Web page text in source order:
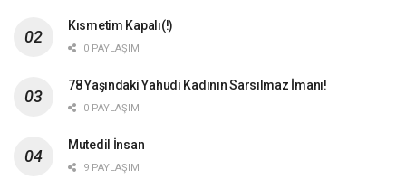
Kısmetim Kapalı(!)
0 PAYLAŞIM
78 Yaşındaki Yahudi Kadının Sarsılmaz İmanı!
0 PAYLAŞIM
Mutedil İnsan
9 PAYLAŞIM